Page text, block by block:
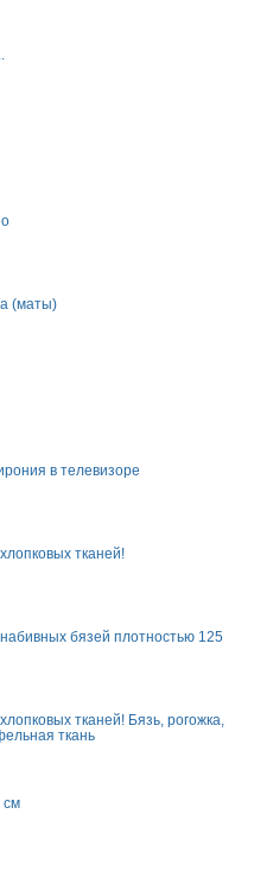
(маты)
в телевизоре
тканей!
бязей плотностью 125
тканей! Бязь, рогожка,
ткань
см